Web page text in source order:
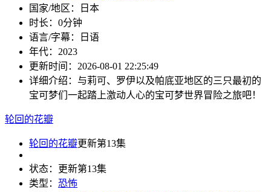
国家/地区：
日本
时长： 0分钟
语言/字幕：
日语
年代： 2023
更新时间： 2026-08-01 22:25:49
详细介绍： 与莉可、罗伊以及帕底亚地区的三只最初的
宝可梦们一起踏上激动人心的宝可梦世界冒险之旅吧！
轮回的花瓣
轮回的花瓣更新第13集
状态：
更新第13集
类型： 恐怖